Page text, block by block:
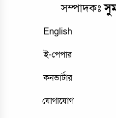
সম্পাদকঃ
English
ই-পেপার
কনভার্টার
যোগাযোগ